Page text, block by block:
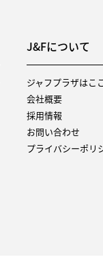
J&Fについて
ジャフプラザはこ
会社概要
採用情報
お問い合わせ
プライバシーポリ